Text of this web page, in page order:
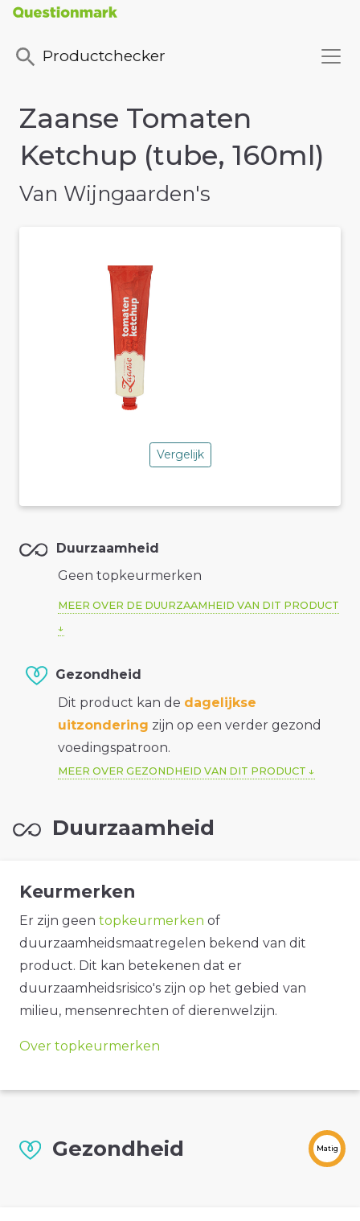
Productchecker
Zaanse Tomaten
Ketchup (tube, 160ml)
Van Wijngaarden's
Vergelijk
Duurzaamheid
Geen topkeurmerken
MEER OVER DE DUURZAAMHEID VAN DIT PRODUCT
Gezondheid
Dit product kan de dagelijkse
uitzondering zijn op een verder gezond
voedingspatroon.
MEER OVER GEZONDHEID VAN DIT PRODUCT
Duurzaamheid
Keurmerken
Er zijn geen topkeurmerken of
duurzaamheidsmaatregelen bekend van dit
product. Dit kan betekenen dat er
duurzaamheidsrisico's zijn op het gebied van
milieu, mensenrechten of dierenwelzijn.
Over topkeurmerken
Gezondheid Matig